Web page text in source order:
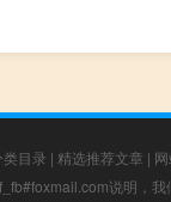
目录 | 精选推荐文章 |
说明，